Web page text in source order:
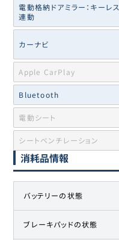
電動格納ドアミラー：キーレス
連動
カーナビ
Apple CarPlay
Bluetooth
電動シート
シートベンチレーション
消耗品情報
バッテリーの状態
ブレーキパッドの状態